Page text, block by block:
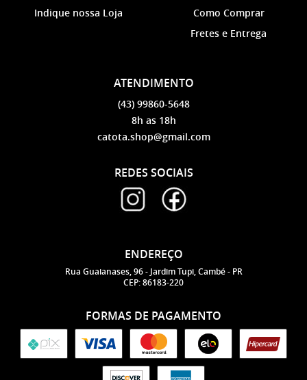
Indique nossa Loja
Como Comprar
Fretes e Entrega
ATENDIMENTO
(43)99860-5648
8h as 18h
catota.shop@gmail.com
REDES SOCIAIS
ENDEREÇO
Rua Guaianases, 96- Jardim Tupi, Cambé- PR
CEP: 86183-220
FORMAS DE PAGAMENTO